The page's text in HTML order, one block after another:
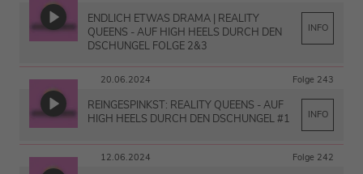
ENDLICH ETWAS DRAMA | REALITY
QUEENS - AUF HIGH HEELS DURCH DEN
DSCHUNGEL FOLGE 2&3
INFO
20.06.2024 Folge 243
REINGESPINKST: REALITY QUEENS - AUF
HIGH HEELS DURCH DEN DSCHUNGEL #1
INFO
12.06.2024 Folge 242